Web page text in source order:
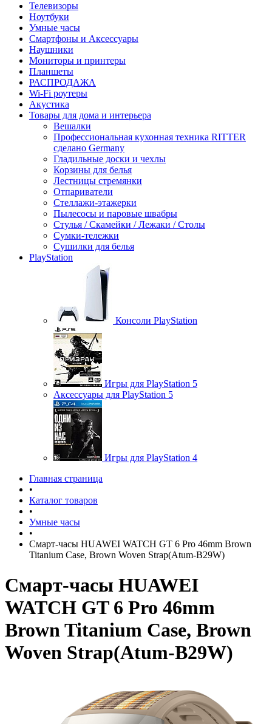
Телевизоры
Ноутбуки
Умные часы
Смартфоны и Аксессуары
Наушники
Мониторы и принтеры
Планшеты
РАСПРОДАЖА
Wi-Fi роутеры
Акустика
Товары для дома и интерьера
Вешалки
Профессиональная кухонная техника RITTER
сделано Germany
Гладильные доски и чехлы
Корзины для белья
Лестницы стремянки
Отпариватели
Стеллажи-этажерки
Пылесосы и паровые швабры
Стулья / Скамейки / Лежаки / Столы
Сумки-тележки
Сушилки для белья
PlayStation
Консоли PlayStation
Игры для PlayStation 5
Аксессуары для PlayStation 5
Игры для PlayStation 4
Главная страница
•
Каталог товаров
•
Умные часы
•
Смарт-часы HUAWEI WATCH GT 6 Pro 46mm Brown
Titanium Case, Brown Woven Strap(Atum-B29W)
Смарт-часы HUAWEI
WATCH GT 6 Pro 46mm
Brown Titanium Case, Brown
Woven Strap(Atum-B29W)